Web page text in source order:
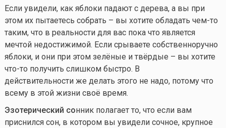
Если увидели, как яблоки падают с дерева, а вы при
этом их пытаетесь собрать – вы хотите обладать чем-то
таким, что в реальности для вас пока что является
мечтой недостижимой. Если срываете собственноручно
яблоки, и они при этом зелёные и твёрдые – вы хотите
что-то получить слишком быстро. В
действительности же делать этого не надо, потому что
всему в этой жизни своё время.
Эзотерический сонник полагает то, что если вам
приснился сон, в котором вы увидели сочное, крупное